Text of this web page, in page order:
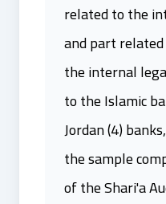
related to the
and part
the internal
to the Islamic
Jordan (4)
the sample
of the Shari'a